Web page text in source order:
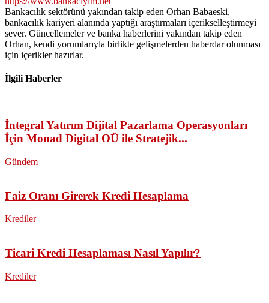
Bankacılık sektörünü yakından takip eden Orhan Babaeski,
bankacılık kariyeri alanında yaptığı araştırmaları içerikselleştirmeyi
sever. Güncellemeler ve banka haberlerini yakından takip eden
Orhan, kendi yorumlarıyla birlikte gelişmelerden haberdar olunması
için içerikler hazırlar.
İlgili Haberler
İntegral Yatırım Dijital Pazarlama Operasyonları
İçin Monad Digital OÜ ile Stratejik...
Gündem
Faiz Oranı Girerek Kredi Hesaplama
Krediler
Ticari Kredi Hesaplaması Nasıl Yapılır?
Krediler